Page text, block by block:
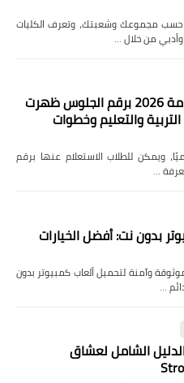
حسب مجموعك وشعبتك، وتعرف الكليات
من خلال …
نتيجة الثانوية العامة 2026 برقم الجلوس ظهرت
والتعليم وخطوات
الثانوية العامة 2026 رسميًا، ويمكن للطلاب الاستعلام عنها برقم
…
بدون نت: أفضل الخيارات
وآمنة لتحميل ألعاب كمبيوتر بدون
…
الشامل لعشاق